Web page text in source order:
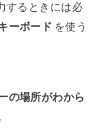
するときには必
ーボード を使う
の場所がわから